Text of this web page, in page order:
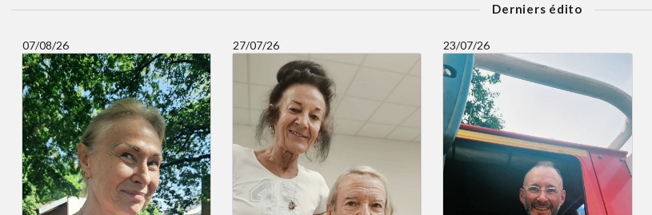
Derniers édito
07/08/26 27/07/26 23/07/26